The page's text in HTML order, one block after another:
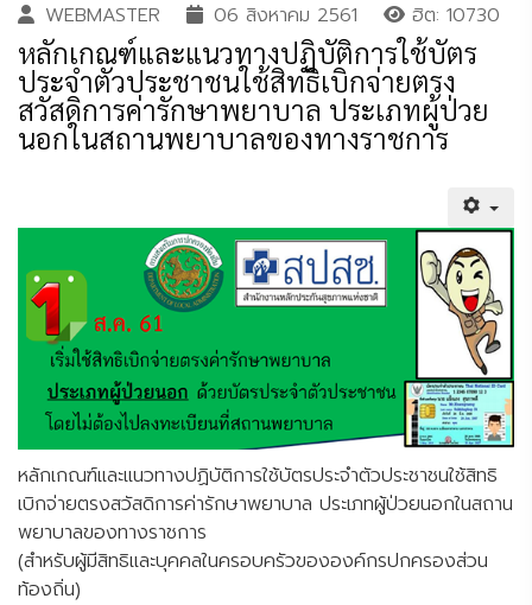
WEBMASTER 06 สิงหาคม 2561 ฮิต: 10730
หลักเกณฑ์และแนวทางปฏิบัติการใช้บัตร
ประจำตัวประชาชนใช้สิทธิเบิกจ่ายตรง
สวัสดิการค่ารักษาพยาบาล ประเภทผู้ป่วย
นอกในสถานพยาบาลของทางราชการ
หลักเกณฑ์และแนวทางปฏิบัติการใช้บัตรประจำตัวประชาชนใช้สิทธิ
เบิกจ่ายตรงสวัสดิการค่ารักษาพยาบาล ประเภทผู้ป่วยนอกในสถาน
พยาบาลของทางราชการ
(สำหรับผู้มีสิทธิและบุคคลในครอบครัวขององค์กรปกครองส่วน
ท้องถิ่น)